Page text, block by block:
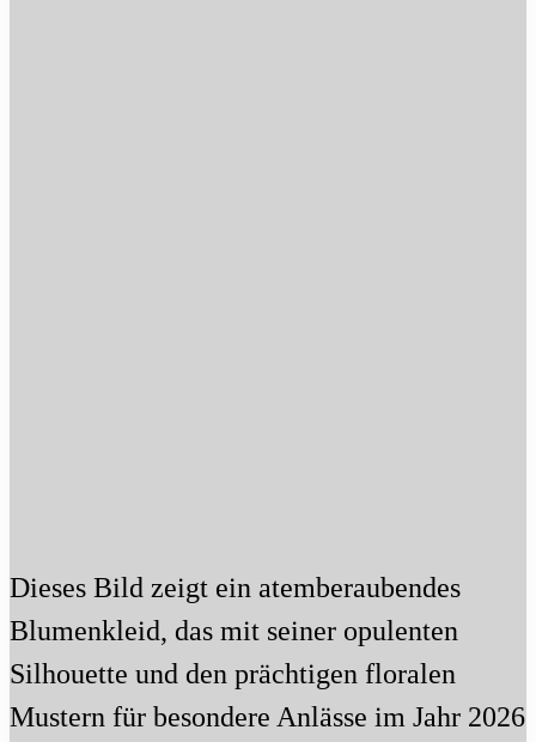
Dieses Bild zeigt ein atemberaubendes
Blumenkleid, das mit seiner opulenten
Silhouette und den prächtigen floralen
Mustern für besondere Anlässe im Jahr 2026